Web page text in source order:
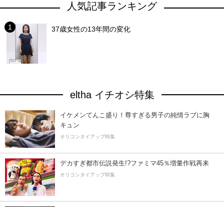
人気記事ランキング
37歳女性の13年間の変化
eltha イチオシ特集
イケメンてんこ盛り！尊すぎる男子の純情ラブに胸
キュン
オリコンタイアップ特集
デカすぎ都市伝説発生!?ファミマ45％増量作戦再来
オリコンタイアップ特集